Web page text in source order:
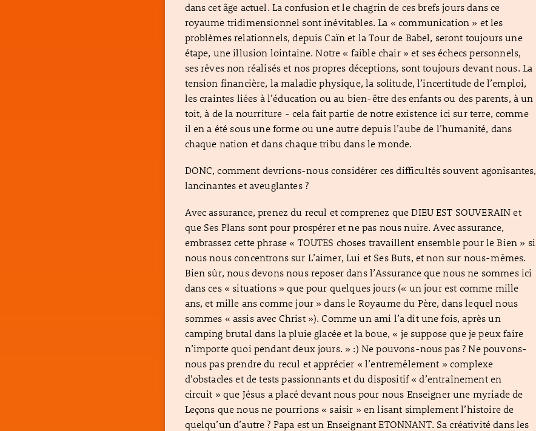
dans cet âge actuel. La confusion et le chagrin de ces brefs jours dans ce
royaume tridimensionnel sont inévitables. La « communication » et les
problèmes relationnels, depuis Caïn et la Tour de Babel, seront toujours une
étape, une illusion lointaine. Notre « faible chair » et ses échecs personnels,
ses rêves non réalisés et nos propres déceptions, sont toujours devant nous. La
tension financière, la maladie physique, la solitude, l’incertitude de l’emploi,
les craintes liées à l’éducation ou au bien-être des enfants ou des parents, à un
toit, à de la nourriture - cela fait partie de notre existence ici sur terre, comme
il en a été sous une forme ou une autre depuis l’aube de l’humanité, dans
chaque nation et dans chaque tribu dans le monde.
DONC, comment devrions-nous considérer ces difficultés souvent agonisantes,
lancinantes et aveuglantes ?
Avec assurance, prenez du recul et comprenez que DIEU EST SOUVERAIN et
que Ses Plans sont pour prospérer et ne pas nous nuire. Avec assurance,
embrassez cette phrase « TOUTES choses travaillent ensemble pour le Bien » si
nous nous concentrons sur L’aimer, Lui et Ses Buts, et non sur nous-mêmes.
Bien sûr, nous devons nous reposer dans l’Assurance que nous ne sommes ici
dans ces « situations » que pour quelques jours (« un jour est comme mille
ans, et mille ans comme jour » dans le Royaume du Père, dans lequel nous
sommes « assis avec Christ »). Comme un ami l’a dit une fois, après un
camping brutal dans la pluie glacée et la boue, « je suppose que je peux faire
n’importe quoi pendant deux jours. » :) Ne pouvons-nous pas ? Ne pouvons-
nous pas prendre du recul et apprécier « l’entremêlement » complexe
d’obstacles et de tests passionnants et du dispositif « d’entraînement en
circuit » que Jésus a placé devant nous pour nous Enseigner une myriade de
Leçons que nous ne pourrions « saisir » en lisant simplement l’histoire de
quelqu’un d’autre ? Papa est un Enseignant ETONNANT. Sa créativité dans les